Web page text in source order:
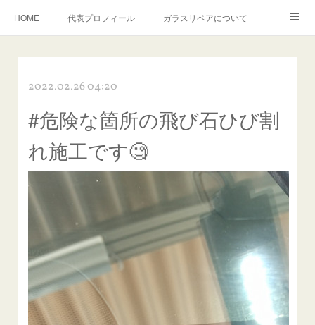
HOME 代表プロフィール ガラスリペアについて
飛び石施工料金について ガラスキズ取り/研磨・磨き・鱗取り
当店へのアクセス 建築ガラスキズ取り・研磨・磨き
【プロ使用】フッ素系ガラストリートメント『アクアペル』
当店の良心的価格の理由について
欧州車モールの白サビやシミを落とす！
instagram記事 ガラスリペア施工価格
飛び石ひび割れでヒビ先が伸びた場合は？
2022.02.26 04:20
#危険な箇所の飛び石ひび割
れ施工です🧐